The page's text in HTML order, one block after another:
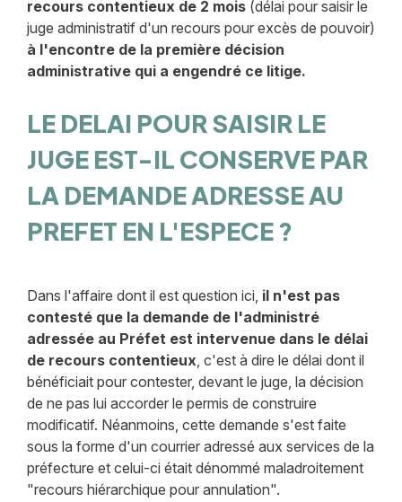
recours contentieux de 2 mois(délai pour saisir le
juge administratif d'un recours pour excès de pouvoir)
à l'encontre de la première décision
administrative qui a engendré ce litige.
LE DELAI POUR SAISIR LE
JUGE EST-IL CONSERVE PAR
LA DEMANDE ADRESSE AU
PREFET EN L'ESPECE ?
Dans l'affaire dont il est question ici, il n'est pas
contesté que la demande de l'administré
adressée au Préfet est intervenue dans le délai
de recours contentieux, c'est à dire le délai dont il
bénéficiait pour contester, devant le juge, la décision
de ne pas lui accorder le permis de construire
modificatif. Néanmoins, cette demande s'est faite
sous la forme d'un courrier adressé aux services de la
préfecture et celui-ci était dénommé maladroitement
"recours hiérarchique pour annulation".